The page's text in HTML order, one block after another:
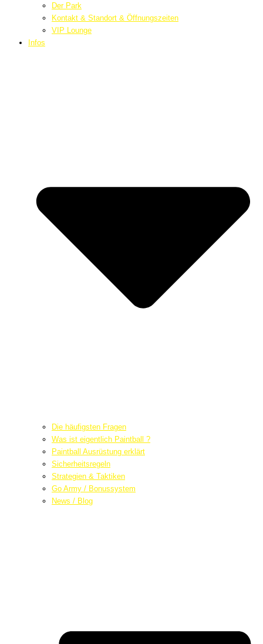
Der Park
Kontakt & Standort & Öffnungszeiten
VIP Lounge
Infos
Die häufigsten Fragen
Was ist eigentlich Paintball ?
Paintball Ausrüstung erklärt
Sicherheitsregeln
Strategien & Taktiken
Go Army / Bonussystem
News / Blog